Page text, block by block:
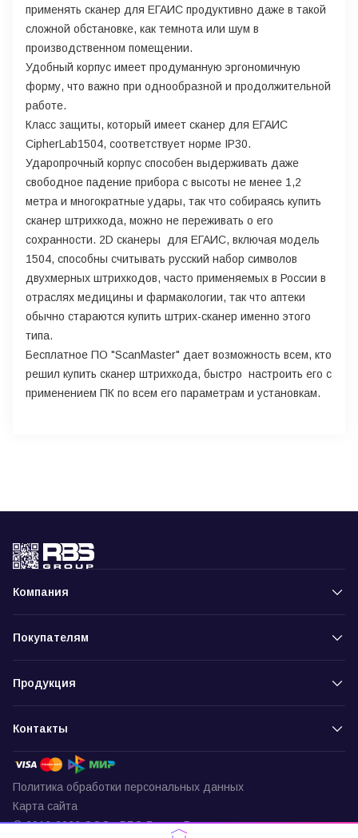
применять сканер для ЕГАИС продуктивно даже в такой
сложной обстановке, как темнота или шум в
производственном помещении.
Удобный корпус имеет продуманную эргономичную
форму, что важно при однообразной и продолжительной
работе.
Класс защиты, который имеет сканер для ЕГАИС
CipherLab1504, соответствует норме IP30.
Ударопрочный корпус способен выдерживать даже
свободное падение прибора с высоты не менее 1,2
метра и многократные удары, так что собираясь купить
сканер штрихкода, можно не переживать о его
сохранности. 2D сканеры для ЕГАИС, включая модель
1504, способны считывать русский набор символов
двухмерных штрихкодов, часто применяемых в России в
отраслях медицины и фармакологии, так что аптеки
обычно стараются купить штрих-сканер именно этого
типа.
Бесплатное ПО "ScanMaster" дает возможность всем, кто
решил купить сканер штрихкода, быстро настроить его с
применением ПК по всем его параметрам и установкам.
Компания
Покупателям
Продукция
Контакты
Политика обработки персональных данных
Карта сайта
© 2016-2026 ООО «РБС-Групп» Все права защищены